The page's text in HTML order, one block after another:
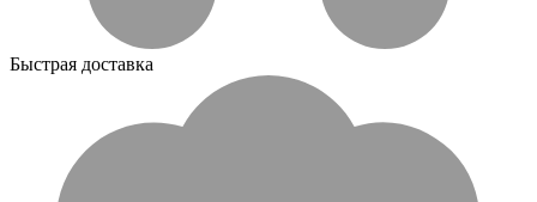
Быстрая доставка